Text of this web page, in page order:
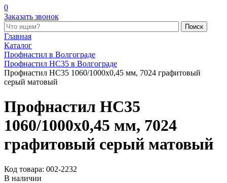
0
Заказать звонок
Поиск по каталогу
Главная
Каталог
Профнастил в Волгограде
Профнастил НС35 в Волгограде
Профнастил НС35 1060/1000x0,45 мм, 7024 графитовый
серый матовый
Профнастил НС35
1060/1000x0,45 мм, 7024
графитовый серый матовый
Код товара: 002-2232
В наличии